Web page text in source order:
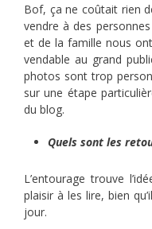
Bof, ça ne coûtait rien
vendre à des
et de la famille nous
vendable au grand
photos sont trop
sur une étape
du blog.
Quels sont les
L’entourage trouve
plaisir à les lire, bien
jour.